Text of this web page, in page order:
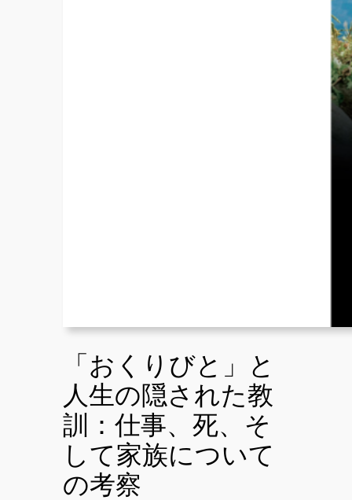
「おくりびと」と
人生の隠された教
訓：仕事、死、そ
して家族について
の考察